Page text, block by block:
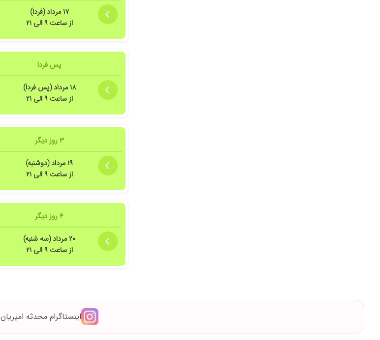
۱۷ مرداد (فردا)
از ساعت ۹ الی ۲۱
پس فردا
۱۸ مرداد (پس فردا)
از ساعت ۹ الی ۲۱
۳ روز دیگر
۱۹ مرداد (دوشنبه)
از ساعت ۹ الی ۲۱
۴ روز دیگر
۲۰ مرداد (سه شنبه)
از ساعت ۹ الی ۲۱
اینستاگرام محدثه امیریان